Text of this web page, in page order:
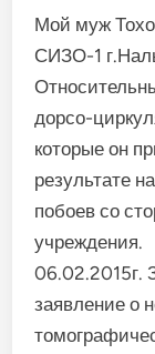
Мой муж
СИЗО-1
дорсо-
которые он
результате
побоев со
учреждения.
06.02.2015г.
заявление о